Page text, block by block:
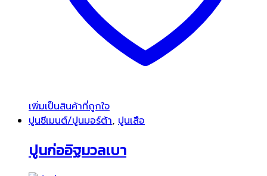
เพิ่มเป็นสินค้าที่ถูกใจ
ปูนซีเมนต์/ปูนมอร์ต้า, ปูนเสือ
ปูนก่ออิฐมวลเบา